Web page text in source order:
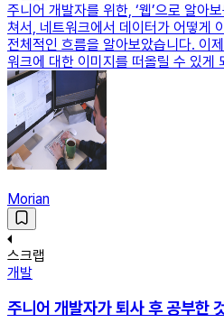
주니어 개발자를 위한, ‘웹’으로 알아
쳐서, 네트워크에서 데이터가 어떻게
전체적인 흐름을 알아보았습니다. 이
워크에 대한 이미지를 떠올릴 수 있게
Morian
스크랩
개발
주니어 개발자가 퇴사 후 공부한